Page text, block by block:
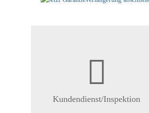
Kundendienst/Inspektion